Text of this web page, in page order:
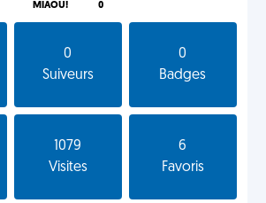
MIAOU! 0
0
Suiveurs
0
Badges
1079
Visites
6
Favoris